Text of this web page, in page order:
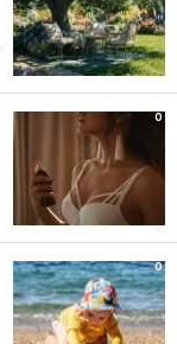
0
0